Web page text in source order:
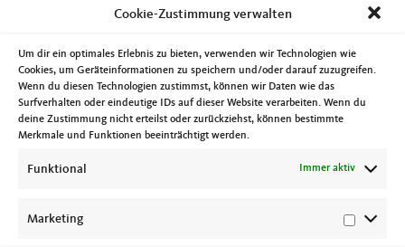
Cookie-Zustimmung verwalten
Um dir ein optimales Erlebnis zu bieten, verwenden wir Technologien wie
Cookies, um Geräteinformationen zu speichern und/oder darauf zuzugreifen.
Wenn du diesen Technologien zustimmst, können wir Daten wie das
Surfverhalten oder eindeutige IDs auf dieser Website verarbeiten. Wenn du
deine Zustimmung nicht erteilst oder zurückziehst, können bestimmte
Merkmale und Funktionen beeinträchtigt werden.
Funktional Immer aktiv
Marketing
Der Mittwoch begann mit dem Unterausschuss Jugendhilfeplanung. Am
Nachmittag ging es zur Präsentation der Bestandsanalyse psychiatrischen
der CDA Sachsen-Anhalt. Auf Einladung des Allgemeinen Arbeitgeberverbandes
der Wirtschaft für Sachsen-Anhalt nahm ich am Donnerstag an einem Gespräch
mit dem Ministerpräsidenten Dr. Reiner Haselloff in den Räumlichkeiten der
Firma Stahlbau Magdeburg teil. Abends tagte dann noch der Vorstand der
Arbeitsgemeinschaft Magdeburg der Deutsch-Israelischen Gesellschaft. Der 27.
Januar ist der internationale Gedenktag an den Holocaust. Es wird an die
Millionen Opfer der NS-Diktatur erinnert, die unter anderem wegen ihres
Glaubens, ihrer Abstammung oder ihrer sexuellen Orientierung ermordet
Standort des ehemaligen KZ-Außenlagers MAGDA in Magdeburg-Rothensee.
Aus Erinnerung erwächst Verantwortung!